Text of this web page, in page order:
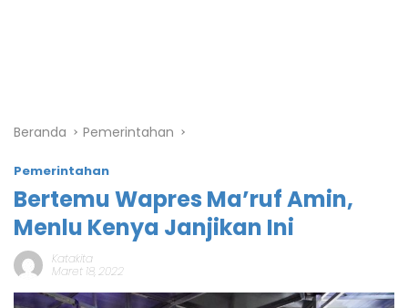
Beranda Pemerintahan
Pemerintahan
Bertemu Wapres Ma’ruf Amin,
Menlu Kenya Janjikan Ini
Katakita
Maret 18, 2022